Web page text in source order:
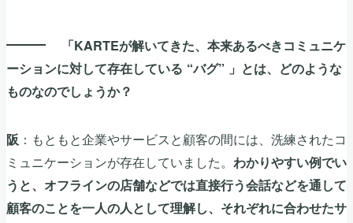
「KARTEが解いてきた、本来あるべきコミュニケ
ーションに対して存在している “バグ” 」とは、どのような
ものなのでしょうか？
阪 ：もともと企業やサービスと顧客の間には、洗練されたコ
ミュニケーションが存在していました。 わかりやすい例でい
うと、オフラインの店舗などでは直接行う会話などを通して
顧客のことを一人の人として理解し、それぞれに合わせたサ